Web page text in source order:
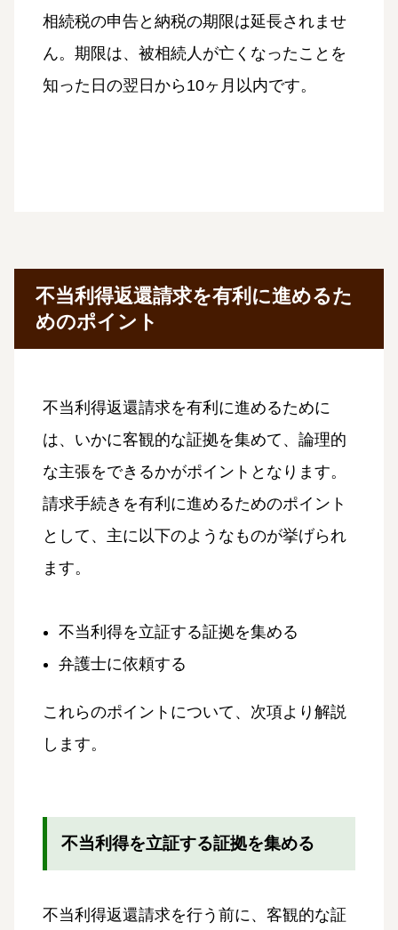
相続税の申告と納税の期限は延長されませ
ん。期限は、被相続人が亡くなったことを
知った日の翌日から10ヶ月以内です。
不当利得返還請求を有利に進めるた
めのポイント
不当利得返還請求を有利に進めるために
は、いかに客観的な証拠を集めて、論理的
な主張をできるかがポイントとなります。
請求手続きを有利に進めるためのポイント
として、主に以下のようなものが挙げられ
ます。
不当利得を立証する証拠を集める
弁護士に依頼する
これらのポイントについて、次項より解説
します。
不当利得を立証する証拠を集める
不当利得返還請求を行う前に、客観的な証